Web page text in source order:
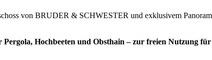
von BRUDER & SCHWESTER und exklusivem
Hochbeeten und Obsthain – zur freien Nutzung für